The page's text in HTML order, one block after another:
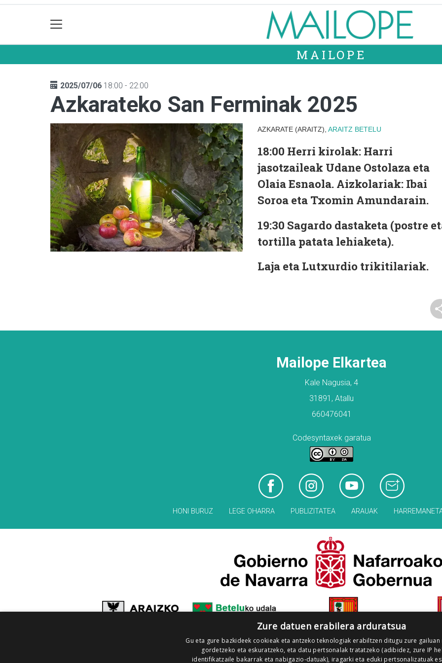
MAILOPE
2025/07/06 18:00 - 22:00
Azkarateko San Ferminak 2025
AZKARATE (ARAITZ), ARAITZ BETELU
18:00 Herri kirolak: Harri
jasotzaileak Udane Ostolaza eta
Olaia Esnaola. Aizkolariak: Ibai
Soroa eta Txomin Amundarain.
19:30 Sagardo dastaketa (postre
tortilla patata lehiaketa).
Laja eta Lutxurdio trikitilariak.
Mailope Elkartea
Kale Nagusia, 4
31891, Atallu
660476041
Codesyntaxek garatua
HONI BURUZ LEGE OHARRA PUBLIZITATEA ARAUAK
Zure datuen erabilera arduratsua
Gu eta gure bazkideek cookieak eta antzeko teknologiak erabiltzen ditugu zure
gordetzeko eta eskuratzeko, eta datu pertsonalak tratatzeko (adibidez, zure IP
identifikatzaile bakarrak eta nabigazio-datuak), iragarki eta eduki pertsonalizatuak